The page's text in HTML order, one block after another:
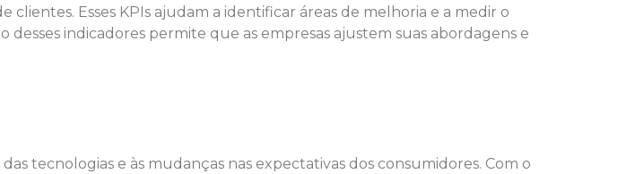
Esses KPIs ajudam a identificar áreas de melhoria e a medir o
indicadores permite que as empresas ajustem suas abordagens e
tecnologias e às mudanças nas expectativas dos consumidores. Com o